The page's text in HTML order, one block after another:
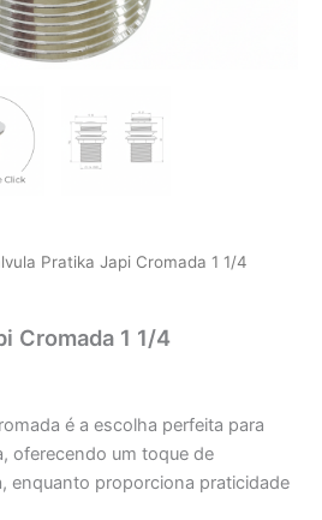
Pratika Japi Cromada 1 1/4
Cromada 1 1/4
é a escolha perfeita para
oferecendo um toque de
enquanto proporciona praticidade